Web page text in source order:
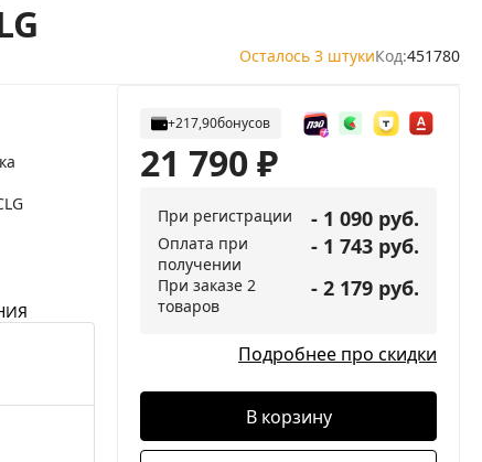
Осталось 3 штукиКод:451780
+217,90бонусов
21 790₽
При регистрации - 1 090 руб.
Оплата при
получении
- 1 743 руб.
При заказе 2
товаров
- 2 179 руб.
Подробнее про скидки
В корзину